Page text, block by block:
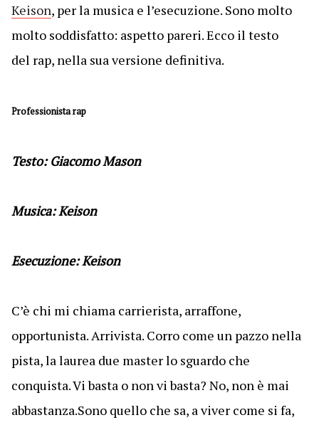
Keison, per la musica e l’esecuzione. Sono molto
molto soddisfatto: aspetto pareri. Ecco il testo
del rap, nella sua versione definitiva.
Professionista rap
Testo: Giacomo Mason
Musica: Keison
Esecuzione: Keison
C’è chi mi chiama carrierista, arraffone,
opportunista. Arrivista. Corro come un pazzo nella
pista, la laurea due master lo sguardo che
conquista. Vi basta o non vi basta? No, non è mai
abbastanza.Sono quello che sa, a viver come si fa,